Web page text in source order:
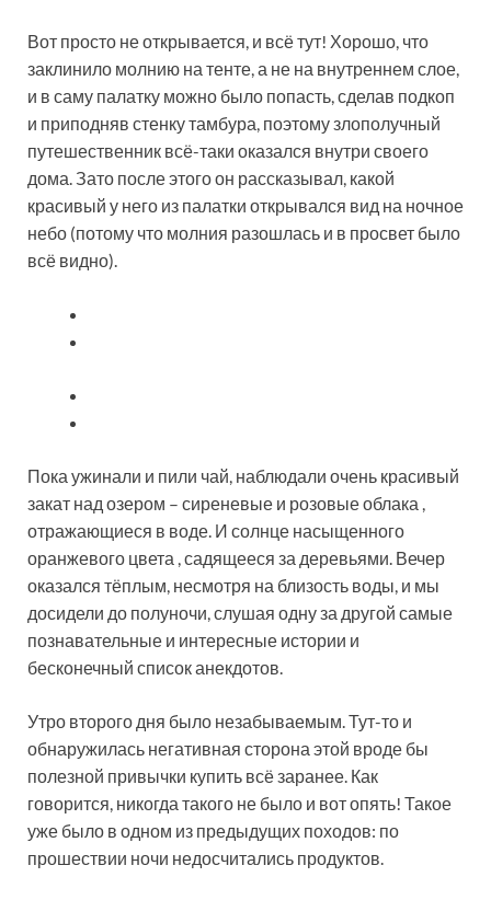
Вот просто не открывается, и всё тут! Хорошо, что
заклинило молнию на тенте, а не на внутреннем слое,
и в саму палатку можно было попасть, сделав подкоп
и приподняв стенку тамбура, поэтому злополучный
путешественник всё-таки оказался внутри своего
дома. Зато после этого он рассказывал, какой
красивый у него из палатки открывался вид на ночное
небо (потому что молния разошлась и в просвет было
всё видно).
Пока ужинали и пили чай, наблюдали очень красивый
закат над озером – сиреневые и розовые облака ,
отражающиеся в воде. И солнце насыщенного
оранжевого цвета , садящееся за деревьями. Вечер
оказался тёплым, несмотря на близость воды, и мы
досидели до полуночи, слушая одну за другой самые
познавательные и интересные истории и
бесконечный список анекдотов.
Утро второго дня было незабываемым. Тут-то и
обнаружилась негативная сторона этой вроде бы
полезной привычки купить всё заранее. Как
говорится, никогда такого не было и вот опять! Такое
уже было в одном из предыдущих походов: по
прошествии ночи недосчитались продуктов.